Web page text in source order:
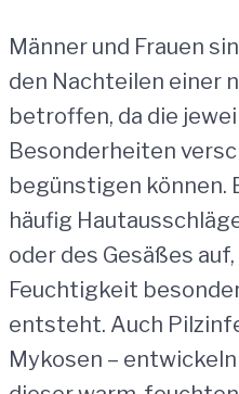
Männer und Frauen
den Nachteilen einer
betroffen, da die
Besonderheiten
begünstigen können.
häufig
oder des Gesäßes
Feuchtigkeit
entsteht. Auch
Mykosen –